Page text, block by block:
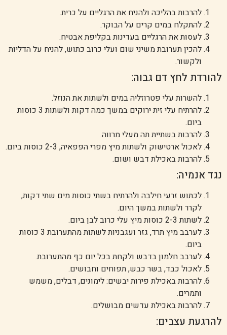
להרבות בהליכה ולהניח את הרגליים על כרית.
להתקלח במים קרים על הבוקר.
לעסות את הרגליים בעדינות בקליפת אבטיח.
להכין תערובת משיני שום ועלי כרוב כתוש, להניח על הדליות
ולקשור.
להורדת לחץ דם גבוה:
להשרות עלי פטרוזליה במים ולשתות את הנוזל.
להרתיח עלי זית ירוקים במשך כמה דקות ולשתות 3 כוסות
ביום.
להרבות בשתיית תה מעלי מרווה.
לאכול ארטישוק ולשתות מיץ מפרי הפפאיה, 2-3 כוסות ביום.
להרבות באכילת דבש ושום.
נגד אנמיה:
לכתוש זרעי חילבה ולהרתיח בשתי כוסות מים שתי דקות,
לקרר ולשתות במשך היום.
לשתות 2-3 כוסות מיץ עלי כרוב לבן ביום.
לערבב מיץ תרד, גזר ועגבניות לשתות מהתערובת 3 כוסות
ביום.
לערבב חלמון בדבש ולקחת בכל יום כף מהתערובת.
לאכול כבד, בשר כבש, תפוחים וחבושים.
להרבות באכילת פירות יבשים: לימונים, דבלים, משמש
ותמרים.
להרבות באכילת עדשים מבושלים.
להרגעת עצבים: